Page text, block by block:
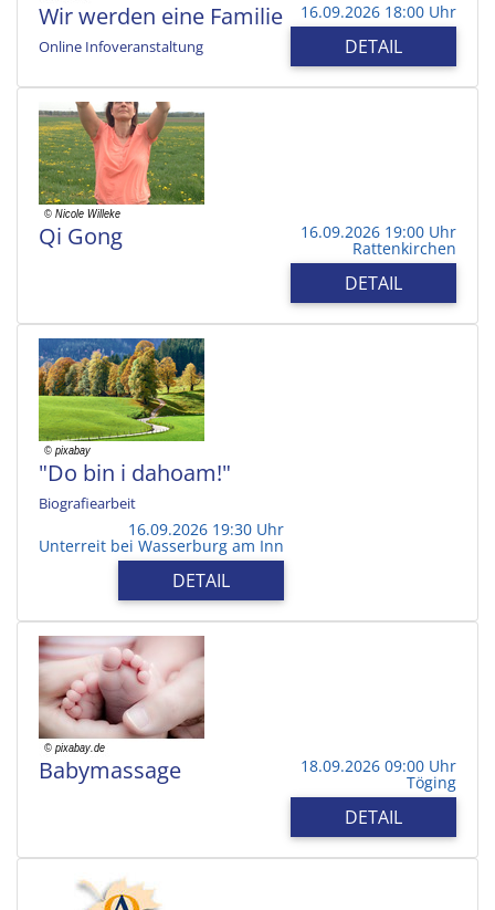
Wir werden eine Familie
Online Infoveranstaltung
16.09.2026 18:00 Uhr
DETAIL
Qi Gong 16.09.2026 19:00 Uhr
Rattenkirchen
DETAIL
"Do bin i dahoam!"
Biografiearbeit
16.09.2026 19:30 Uhr
Unterreit bei Wasserburg am Inn
DETAIL
Babymassage 18.09.2026 09:00 Uhr
Töging
DETAIL